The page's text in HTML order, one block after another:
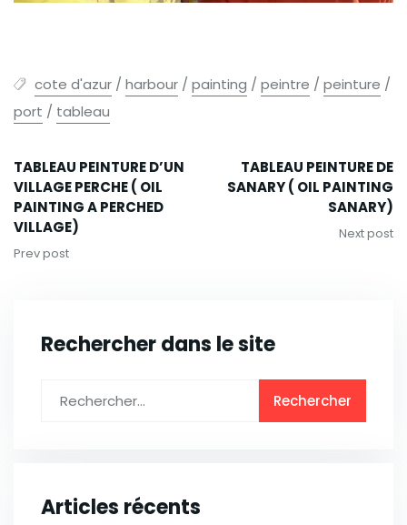
cote d'azur / harbour / painting / peintre / peinture /
port / tableau
TABLEAU PEINTURE D’UN
VILLAGE PERCHE ( OIL
PAINTING A PERCHED
VILLAGE)
Prev post
TABLEAU PEINTURE DE
SANARY ( OIL PAINTING
SANARY)
Next post
Rechercher dans le site
Articles récents